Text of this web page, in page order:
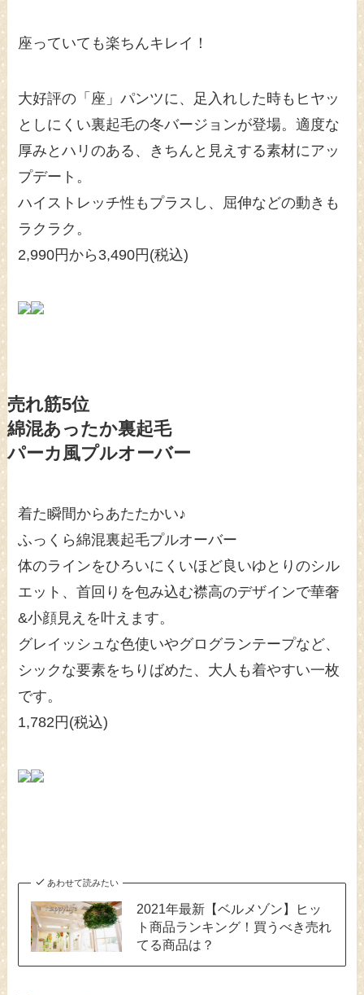
座っていても楽ちんキレイ！
大好評の「座」パンツに、足入れした時もヒヤッ
としにくい裏起毛の冬バージョンが登場。適度な
厚みとハリのある、きちんと見えする素材にアッ
プデート。
ハイストレッチ性もプラスし、屈伸などの動きも
ラクラク。
2,990円から3,490円(税込)
売れ筋5位
綿混あったか裏起毛
パーカ風プルオーバー
着た瞬間からあたたかい♪
ふっくら綿混裏起毛プルオーバー
体のラインをひろいにくいほど良いゆとりのシル
エット、首回りを包み込む襟高のデザインで華奢
&小顔見えを叶えます。
グレイッシュな色使いやグログランテープなど、
シックな要素をちりばめた、大人も着やすい一枚
です。
1,782円(税込)
あわせて読みたい
2021年最新【ベルメゾン】ヒッ
ト商品ランキング！買うべき売れ
てる商品は？